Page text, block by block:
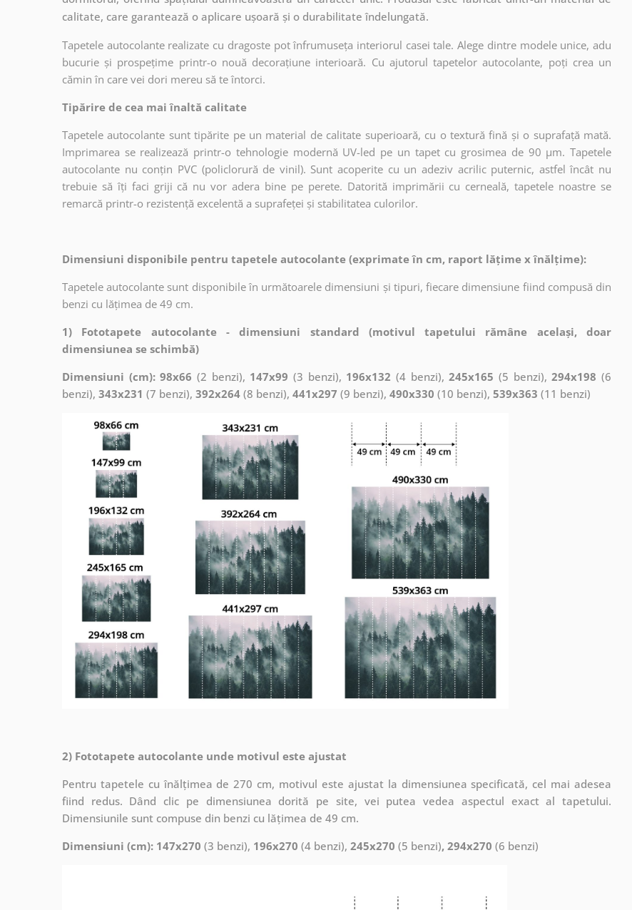
calitate, care garantează o aplicare ușoară și o durabilitate îndelungată.
Tapetele autocolante realizate cu dragoste pot înfrumuseța interiorul casei tale. Alege dintre modele unice, adu
bucurie și prospețime printr-o nouă decorațiune interioară. Cu ajutorul tapetelor autocolante, poți crea un
cămin în care vei dori mereu să te întorci.
Tipărire de cea mai înaltă calitate
Tapetele autocolante sunt tipărite pe un material de calitate superioară, cu o textură fină și o suprafață mată.
Imprimarea se realizează printr-o tehnologie modernă UV-led pe un tapet cu grosimea de 90 µm. Tapetele
autocolante nu conțin PVC (policlorură de vinil). Sunt acoperite cu un adeziv acrilic puternic, astfel încât nu
trebuie să îți faci griji că nu vor adera bine pe perete. Datorită imprimării cu cerneală, tapetele noastre se
remarcă printr-o rezistență excelentă a suprafeței și stabilitatea culorilor.
Dimensiuni disponibile pentru tapetele autocolante (exprimate în cm, raport lățime x înălțime):
Tapetele autocolante sunt disponibile în următoarele dimensiuni și tipuri, fiecare dimensiune fiind compusă din
benzi cu lățimea de 49 cm.
1) Fototapete autocolante - dimensiuni standard (motivul tapetului rămâne același, doar
dimensiunea se schimbă)
Dimensiuni (cm): 98x66 (2 benzi), 147x99 (3 benzi), 196x132 (4 benzi),245x165 (5 benzi),294x198 (6
benzi), 343x231 (7 benzi), 392x264 (8 benzi), 441x297 (9 benzi), 490x330 (10 benzi), 539x363 (11 benzi)
2) Fototapete autocolante unde motivul este ajustat
Pentru tapetele cu înălțimea de 270 cm, motivul este ajustat la dimensiunea specificată, cel mai adesea
fiind redus. Dând clic pe dimensiunea dorită pe site, vei putea vedea aspectul exact al tapetului.
Dimensiunile sunt compuse din benzi cu lățimea de 49 cm.
Dimensiuni (cm): 147x270 (3 benzi), 196x270 (4 benzi), 245x270 (5 benzi), 294x270 (6 benzi)